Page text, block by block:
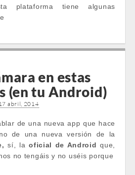
plataforma tiene algunas
en estas
(en tu Android)
abril, 2014
de una nueva app que hace
de una nueva versión de la
sí, laoficial de Androidque,
no tengáis y no uséis porque